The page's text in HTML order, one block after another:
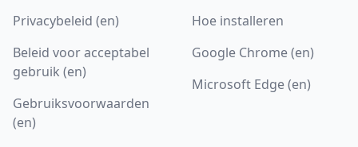
Privacybeleid (en)
Beleid voor acceptabel
gebruik (en)
Gebruiksvoorwaarden
(en)
Hoe installeren
Google Chrome (en)
Microsoft Edge (en)